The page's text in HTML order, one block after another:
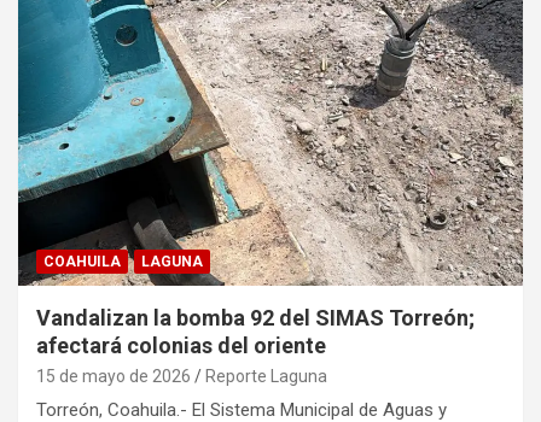
COAHUILA LAGUNA
Vandalizan la bomba 92 del SIMAS Torreón;
afectará colonias del oriente
15 de mayo de 2026 Reporte Laguna
Torreón, Coahuila.- El Sistema Municipal de Aguas y